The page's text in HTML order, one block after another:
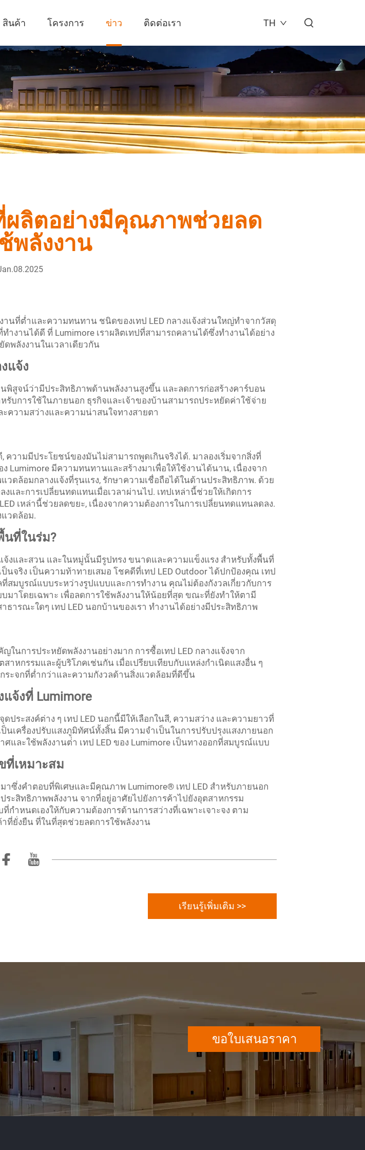
สินค้า โครงการ ข่าว ติดต่อเรา TH
ผลิตอย่างมีคุณภาพช่วยลด
พลังงาน
งานที่ต่ำและความทนทาน ชนิดของเทป LED กลางแจ้งส่วนใหญ่ทำจากวัสดุ
งานได้ดี ที่ Lumimore เราผลิตเทปที่สามารถคลานได้ซึ่งทำงานได้อย่าง
พลังงานในเวลาเดียวกัน
แจ้ง
พิสูจน์ว่ามีประสิทธิภาพด้านพลังงานสูงขึ้น และลดการก่อสร้างคาร์บอน
รับการใช้ในภายนอก ธุรกิจและเจ้าของบ้านสามารถประหยัดค่าใช้จ่าย
ะความสว่างและความน่าสนใจทางสายตา
ความมีประโยชน์ของมันไม่สามารถพูดเกินจริงได้. มาลองเริ่มจากสิ่งที่
Lumimore มีความทนทานและสร้างมาเพื่อให้ใช้งานได้นาน, เนื่องจาก
ดล้อมกลางแจ้งที่รุนแรง, รักษาความเชื่อถือได้ในด้านประสิทธิภาพ. ด้วย
และการเปลี่ยนทดแทนเมื่อเวลาผ่านไป. เทปเหล่านี้ช่วยให้เกิดการ
เหล่านี้ช่วยลดขยะ, เนื่องจากความต้องการในการเปลี่ยนทดแทนลดลง.
แวดล้อม.
นที่ในร่ม?
จ้งและสวน และในหมู่นั้นมีรูปทรง ขนาดและความแข็งแรง สําหรับทั้งพื้นที่
ริง เป็นความท้าทายเสมอ โชคดีที่เทป LED Outdoor ได้ปกป้องคุณ เทป
สมบูรณ์แบบระหว่างรูปแบบและการทํางาน คุณไม่ต้องกังวลเกี่ยวกับการ
าโดยเฉพาะ เพื่อลดการใช้พลังงานให้น้อยที่สุด ขณะที่ยังทําให้ตามี
ารณะใดๆ เทป LED นอกบ้านของเรา ทํางานได้อย่างมีประสิทธิภาพ
ในการประหยัดพลังงานอย่างมาก การซื้อเทป LED กลางแจ้งจาก
าหกรรมและผู้บริโภคเช่นกัน เมื่อเปรียบเทียบกับแหล่งกำเนิดแสงอื่น ๆ
ระจกที่ต่ำกว่าและความกังวลด้านสิ่งแวดล้อมที่ดีขึ้น
จ้งที่ Lumimore
ประสงค์ต่าง ๆ เทป LED นอกนี้มีให้เลือกในสี, ความสว่าง และความยาวที่
นเครื่องปรับแสงภูมิทัศน์ทั้งสิ้น มีความจําเป็นในการปรับปรุงแสงภายนอก
ละใช้พลังงานต่ํา เทป LED ของ Lumimore เป็นทางออกที่สมบูรณ์แบบ
ที่เหมาะสม
าซึ่งคําตอบที่พิเศษและมีคุณภาพ Lumimore® เทป LED สําหรับภายนอก
ะสิทธิภาพพลังงาน จากที่อยู่อาศัยไปยังการค้าไปยังอุตสาหกรรม
าหนดเองให้กับความต้องการด้านการสว่างที่เฉพาะเจาะจง ตาม
าที่ยั่งยืน ที่ในที่สุดช่วยลดการใช้พลังงาน
เรียนรู้เพิ่มเติม >>
ขอใบเสนอราคา